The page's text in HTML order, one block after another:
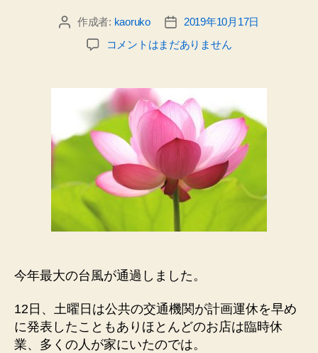
投 作成者: kaoruko
投
稿
日
2019年10月17日
猛
風
通
過。
被
害
に
遭
っ
人
く
常
を
取
コメントはまだありません
今年最大の台風が通過しました。
12日、土曜日は公共の交通機関が計画運休を早め
に発表したこともありほとんどのお店は臨時休
業、多くの人が家にいたのでは。